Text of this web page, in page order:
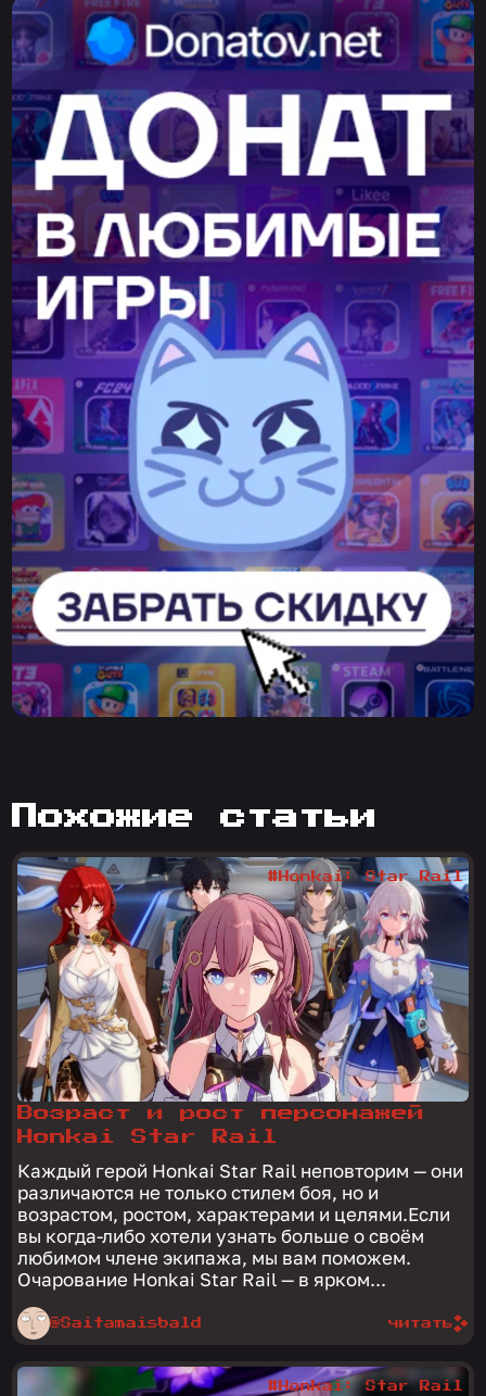
похожие статьи
Возраст и рост персонажей
Honkai Star Rail
Каждый герой Honkai Star Rail неповторим — они
различаются не только стилем боя, но и
возрастом, ростом, характерами и целями.Если
вы когда-либо хотели узнать больше о своём
любимом члене экипажа, мы вам поможем.
Очарование Honkai Star Rail — в ярком...
@Saitamaisbald
#Honkai: Star Rail
читать
#Honkai: Star Rail